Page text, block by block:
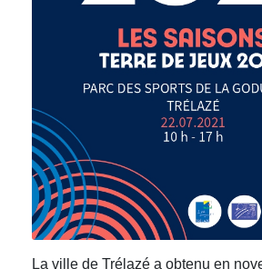
La ville de Trélazé a obtenu en